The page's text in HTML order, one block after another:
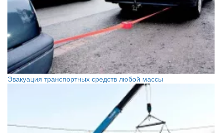
Эвакуация транспортных средств любой массы